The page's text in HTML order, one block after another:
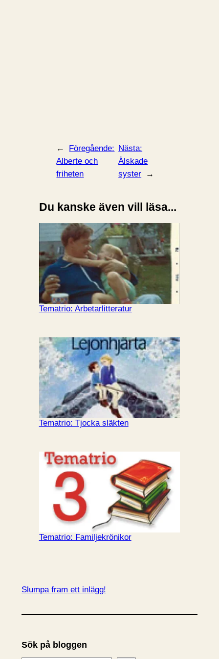
←
Föregående:
Alberte och
friheten
Nästa:
Älskade
syster
→
Du kanske även vill läsa...
Tematrio: Arbetarlitteratur
Tematrio: Tjocka släkten
Tematrio: Familjekrönikor
Slumpa fram ett inlägg!
Sök på bloggen